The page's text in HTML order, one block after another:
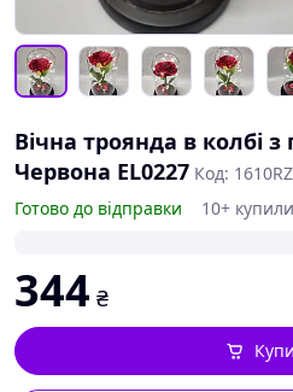
Вічна троянда в колбі з
Червона EL0227 Код:
Готово до відправки
10+ купили
344 ₴